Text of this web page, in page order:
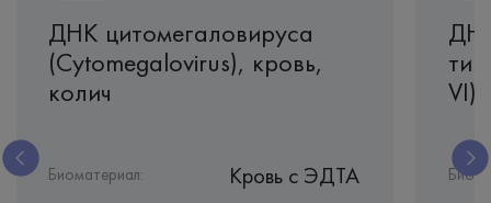
ДНК цитомегаловируса
(Cytomegalovirus), кровь,
колич
Биоматериал: Кровь c ЭДТА